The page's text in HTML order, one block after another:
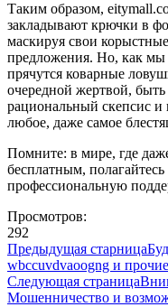
Таким образом,
закладывают крючки в
маскируя свои
предложения. Но, как мы
прячутся коварные
очередной жертвой, быть
рациональный скепсис и
любое, даже самое
Помните: в мире, где
бесплатным,
профессиональную
Просмотров:
292
Предыдущая старница
wbccuvdvaoogng и
Следующая страница
Мошенничество и